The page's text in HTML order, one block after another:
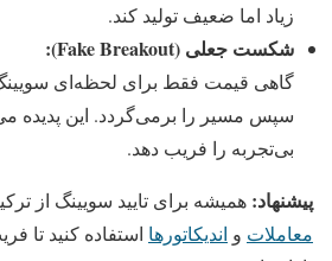
زیاد اما ضعیف تولید کند.
شکست‌ جعلی (Fake Breakout):
گاهی قیمت فقط برای لحظه‌ای
سپس مسیر را برمی‌گردد. این پدیده
بی‌تجربه را فریب دهد.
پیشنهاد: همیشه برای تایید سویینگ از
معاملات و اندیکاتورها استفاده کنید تا